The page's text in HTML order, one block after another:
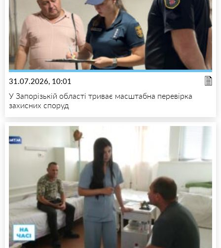
31.07.2026, 10:01
У Запорізькій області триває масштабна перевірка
захисних споруд